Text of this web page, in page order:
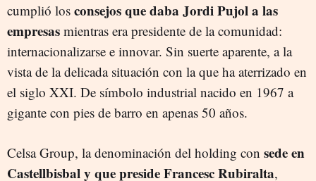
cumplió los consejos que daba Jordi Pujol a las
empresas mientras era presidente de la comunidad:
internacionalizarse e innovar. Sin suerte aparente, a la
vista de la delicada situación con la que ha aterrizado en
el siglo XXI. De símbolo industrial nacido en 1967 a
gigante con pies de barro en apenas 50 años.
Celsa Group, la denominación del holding con sede en
Castellbisbal y que preside Francesc Rubiralta,